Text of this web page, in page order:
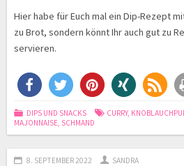
Hier habe für Euch mal ein Dip-Rezept
zu Brot, sondern könnt Ihr auch gut zu
servieren.
DIPS UND SNACKS CURRY,
MAJONNAISE, SCHMAND
8. SEPTEMBER 2022 SANDRA